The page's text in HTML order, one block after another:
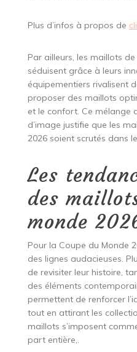
Plus d’infos à propos de
Par ailleurs, les maillots
séduisent grâce à leurs
équipementiers rivalisent
proposer des maillots
et le confort. Ce mélange
d’image justifie que les
2026 soient scrutés dans
Les
des
monde
Pour la Coupe du Monde
des lignes audacieuses.
de revisiter leur histoire,
des éléments
permettent de renforcer
tout en attirant les
maillots s’imposent
part entière,.